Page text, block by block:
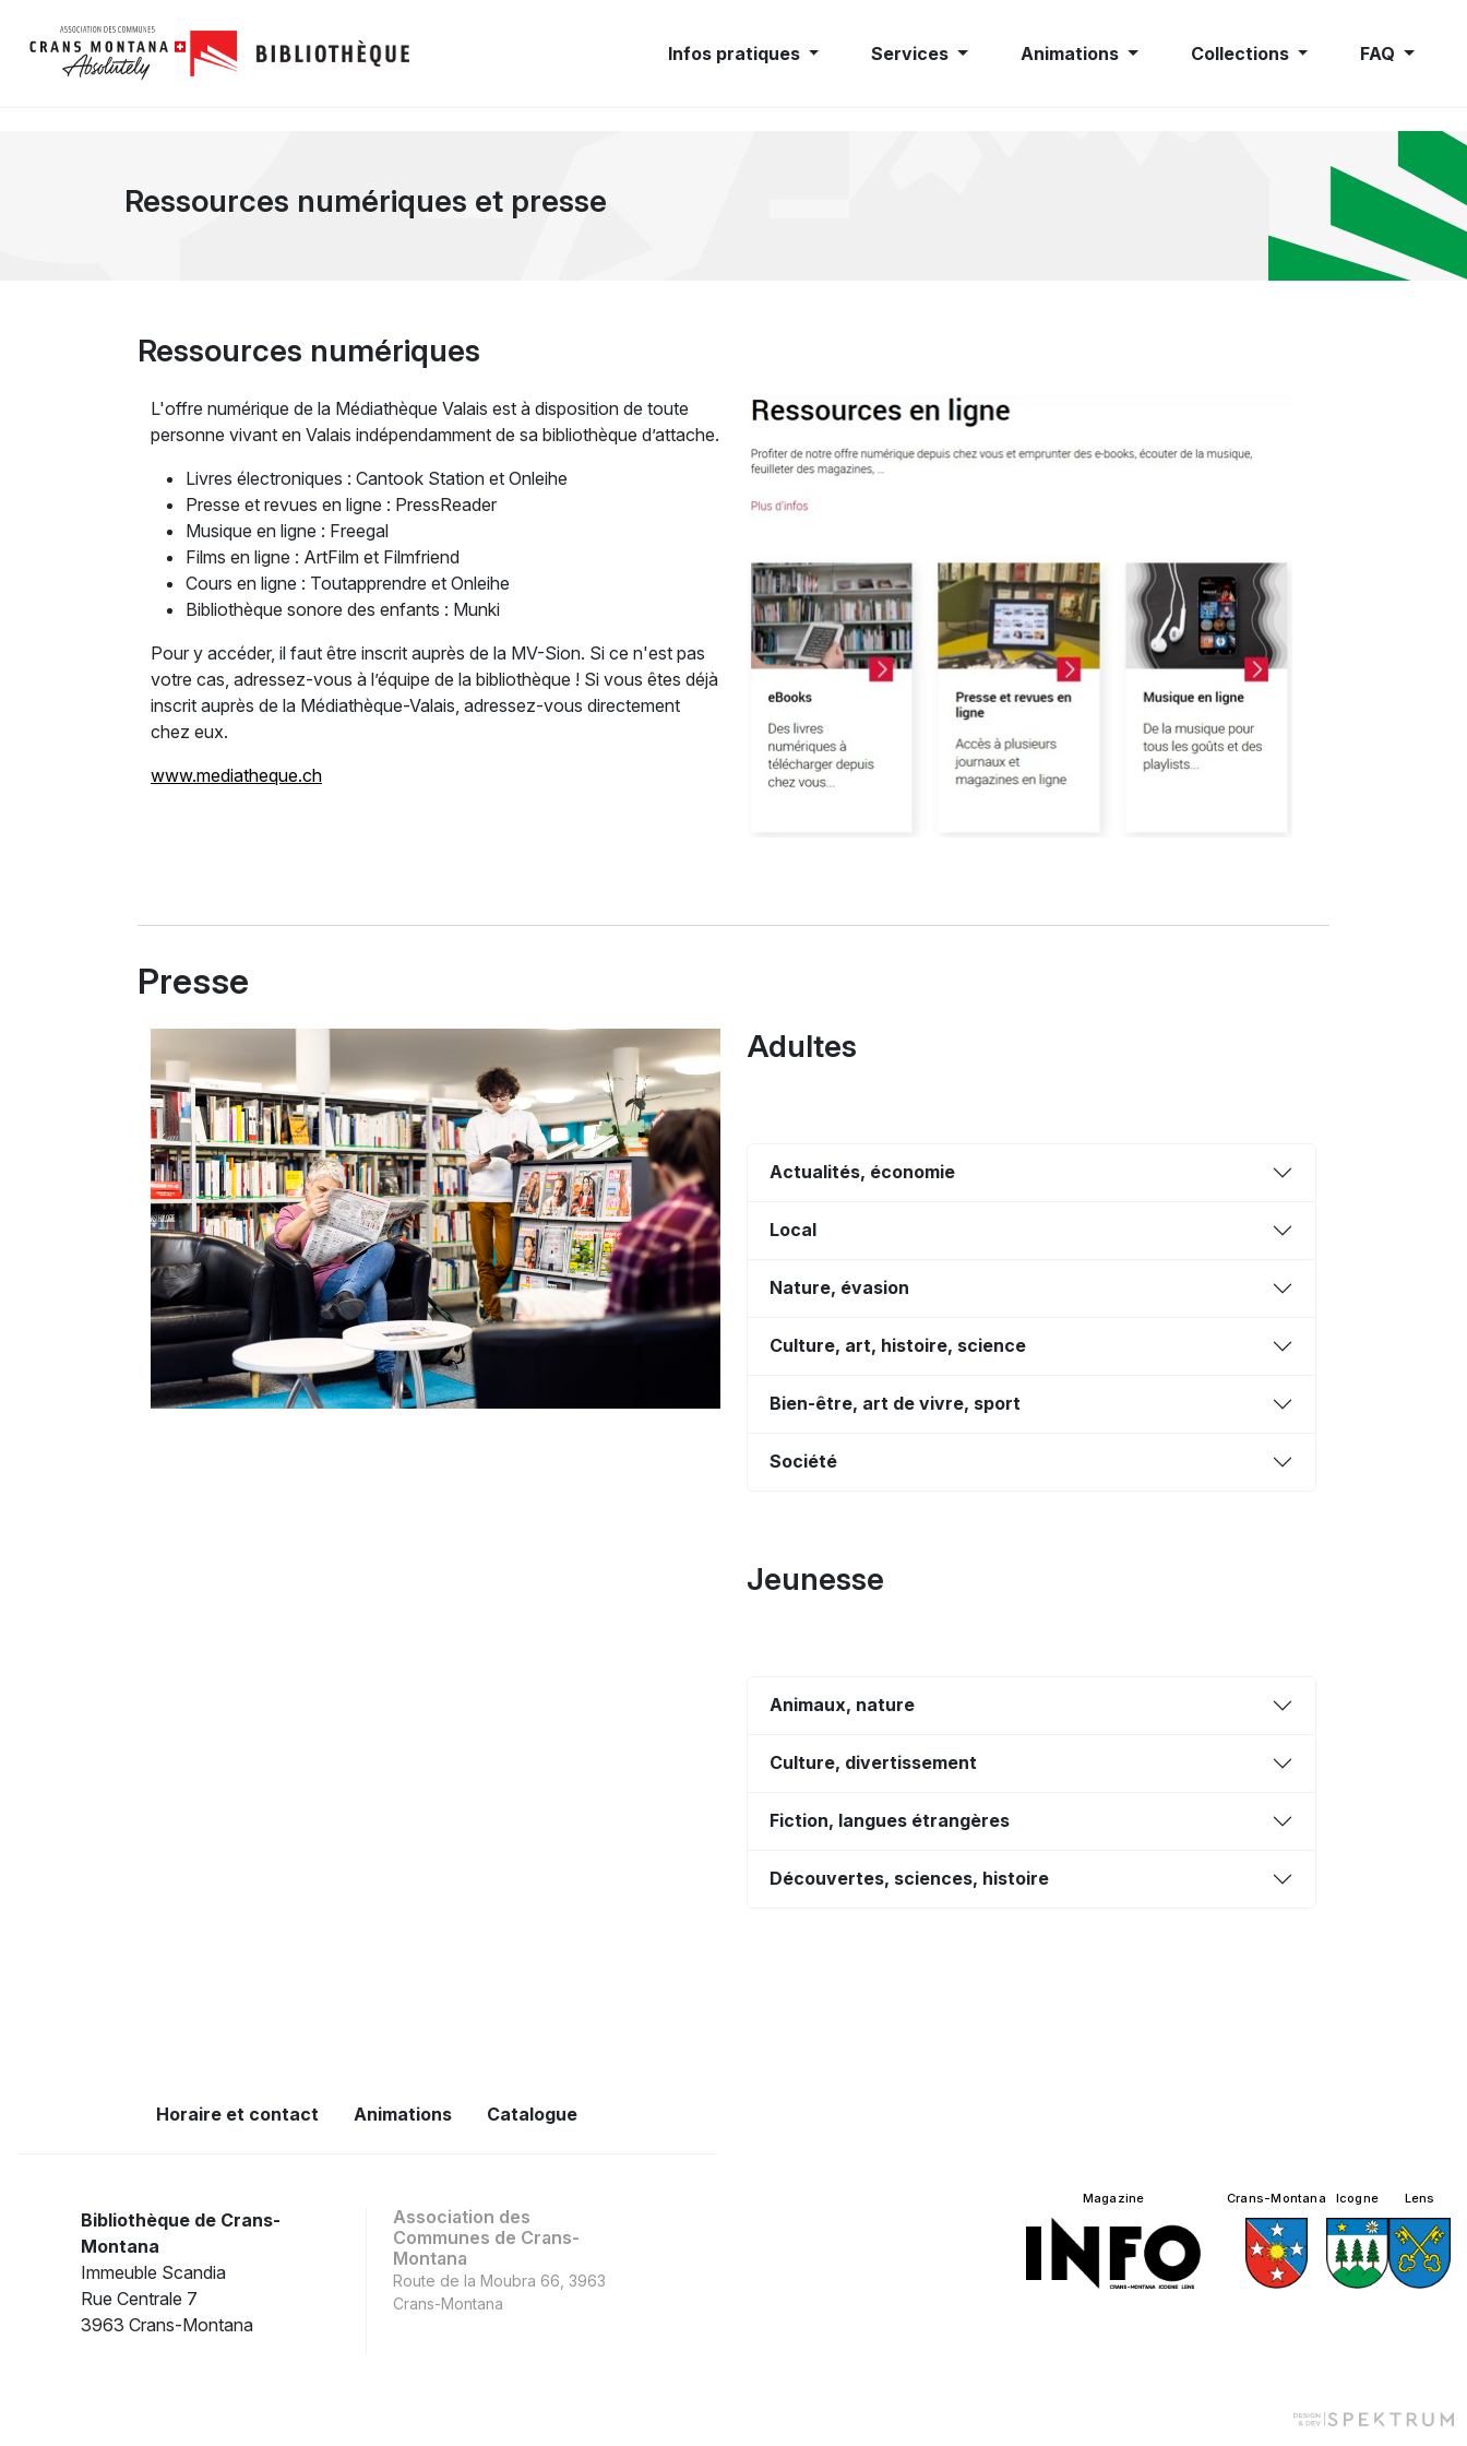
Infos pratiques Services Animations Collections FAQ
Ressources numériques et presse
Ressources numériques
L'offre numérique de la Médiathèque Valais est à disposition de toute
personne vivant en Valais indépendamment de sa bibliothèque d’attache.
Livres électroniques : Cantook Station et Onleihe
Presse et revues en ligne : PressReader
Musique en ligne : Freegal
Films en ligne : ArtFilm et Filmfriend
Cours en ligne : Toutapprendre et Onleihe
Bibliothèque sonore des enfants : Munki
Pour y accéder, il faut être inscrit auprès de la MV-Sion. Si ce n'est pas
votre cas, adressez-vous à l’équipe de la bibliothèque ! Si vous êtes déjà
inscrit auprès de la Médiathèque-Valais, adressez-vous directement
chez eux.
www.mediatheque.ch
Presse
Adultes
Actualités, économie
Local
Nature, évasion
Culture, art, histoire, science
Bien-être, art de vivre, sport
Société
Jeunesse
Animaux, nature
Culture, divertissement
Fiction, langues étrangères
Découvertes, sciences, histoire
Horaire et contact Animations Catalogue
Bibliothèque de Crans-
Montana
Immeuble Scandia
Rue Centrale 7
3963 Crans-Montana
Association des
Communes de Crans-
Montana
Route de la Moubra 66, 3963
Crans-Montana
Magazine Crans-Montana Icogne Lens